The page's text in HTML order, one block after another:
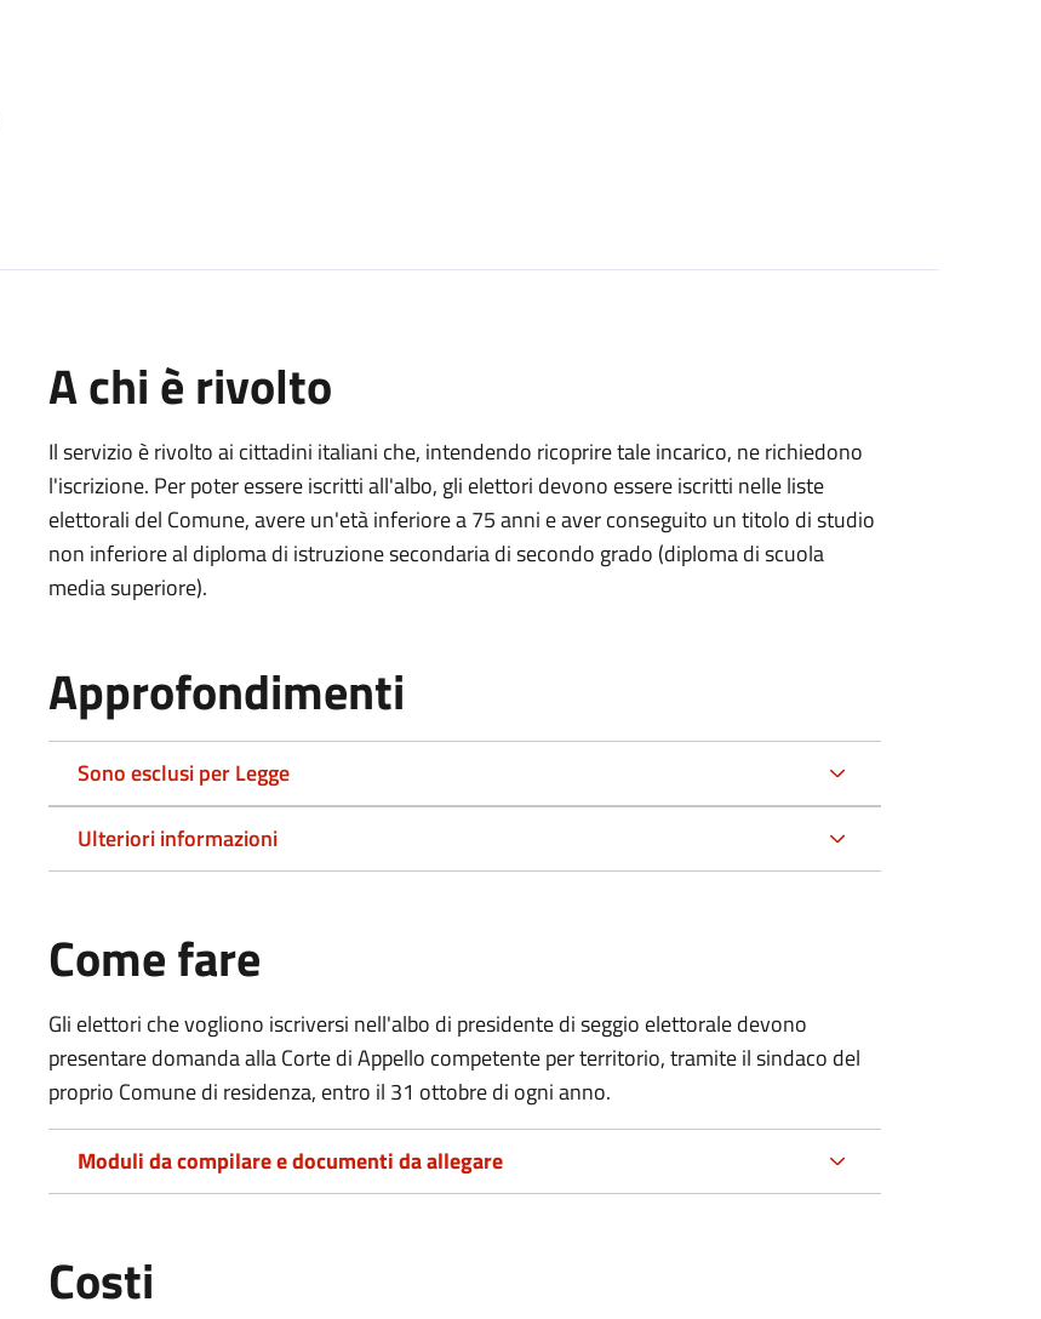
A chi è rivolto
Il servizio è rivolto ai cittadini italiani che, intendendo ricoprire tale incarico, ne richiedono
l'iscrizione. Per poter essere iscritti all'albo, gli elettori devono essere iscritti nelle liste
elettorali del Comune, avere un'età inferiore a 75 anni e aver conseguito un titolo di studio
non inferiore al diploma di istruzione secondaria di secondo grado (diploma di scuola
media superiore).
Approfondimenti
Sono esclusi per Legge
Ulteriori informazioni
Come fare
Gli elettori che vogliono iscriversi nell'albo di presidente di seggio elettorale devono
presentare domanda alla Corte di Appello competente per territorio, tramite il sindaco del
proprio Comune di residenza, entro il 31 ottobre di ogni anno.
Moduli da compilare e documenti da allegare
Costi